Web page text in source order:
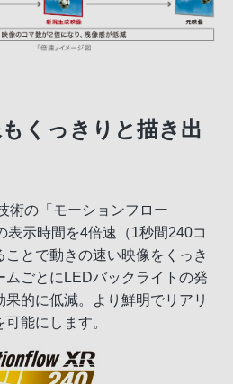
くっきりと描き出
術の「モーションフロー
表示時間を4倍速（1秒間240コ
とで動きの速い映像をくっき
ムごとにLEDバックライトの発
的に低減。より鮮明でリアリ
能にします。